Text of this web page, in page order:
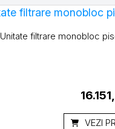
Unitate filtrare monobloc
VEZI